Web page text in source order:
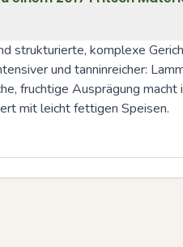
strukturierte, komplexe
und tanninreicher:
fruchtige Ausprägung
mit leicht fettigen Speisen.